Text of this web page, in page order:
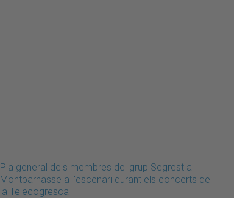
Pla general dels membres del grup Segrest a
Montparnasse a l'escenari durant els concerts de
la Telecogresca